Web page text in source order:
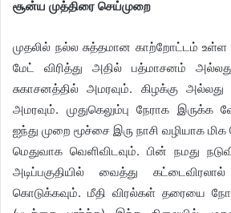
சூன்ய முத்திரை செய்முறை
முதலில் நல்ல சுத்தமான காற்றோட்டம் உள்ள
மேட் விரித்து அதில் பத்மாசனம்
சுகாசனத்தில் அமரவும். கிழக்கு
அமரவும். முதுகெலும்பு நேராக இருக்க
ஐந்து முறை மூச்சை இரு நாசி வழியாக
மெதுவாக வெளிவிடவும். பின் நமது
அடிப்பகுதியில் வைத்து
கொடுக்கவும். மீதி விரல்கள் தரையை